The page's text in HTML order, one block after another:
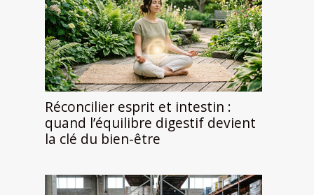
Réconcilier esprit et intestin :
quand l’équilibre digestif devient
la clé du bien-être